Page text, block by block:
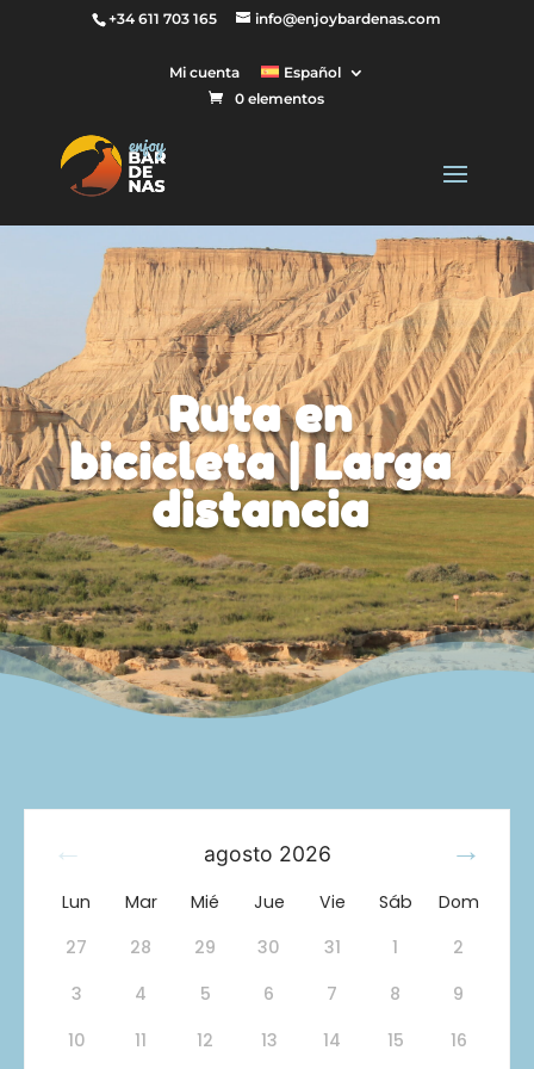
+34 611 703 165 info@enjoybardenas.com
Mi cuenta
Español
0 elementos
Ruta en
bicicleta | Larga
distancia
agosto 2026
Lun Mar Mié Jue Vie Sáb
Dom
27
28 29 30 31 1
2
3
4 5 6 7 8
9
10
11 12 13 14 15
16